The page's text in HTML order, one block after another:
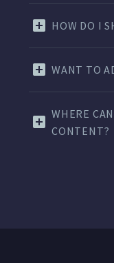
HOW DO I
WANT TO
WHERE
CONTENT?